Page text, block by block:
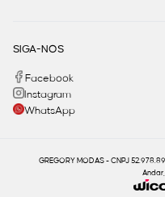
SIGA-NOS
Facebook
Instagram
WhatsApp
GREGORY MODAS - CNPJ